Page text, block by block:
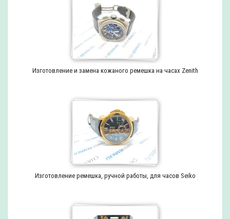
Изготовление и замена кожаного ремешка на часах Zenith
Изготовление ремешка, ручной работы, для часов Seiko